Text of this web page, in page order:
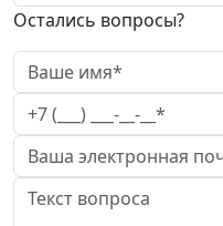
Остались вопросы?